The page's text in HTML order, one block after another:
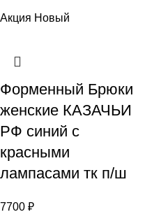
Акция Новый
Форменный Брюки
женские КАЗАЧЬИ
РФ синий с
красными
лампасами тк п/ш
7700 ₽